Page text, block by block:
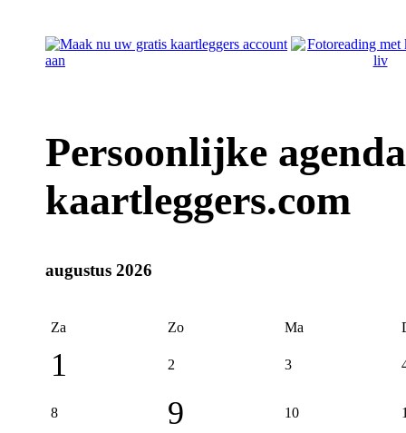
Persoonlijke
kaartleggers.com
augustus 2026
Za Zo Ma
1 2 3
8 9 10